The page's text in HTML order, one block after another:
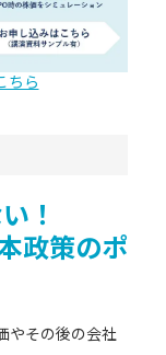
ちら
！
政策のポ
やその後の会社